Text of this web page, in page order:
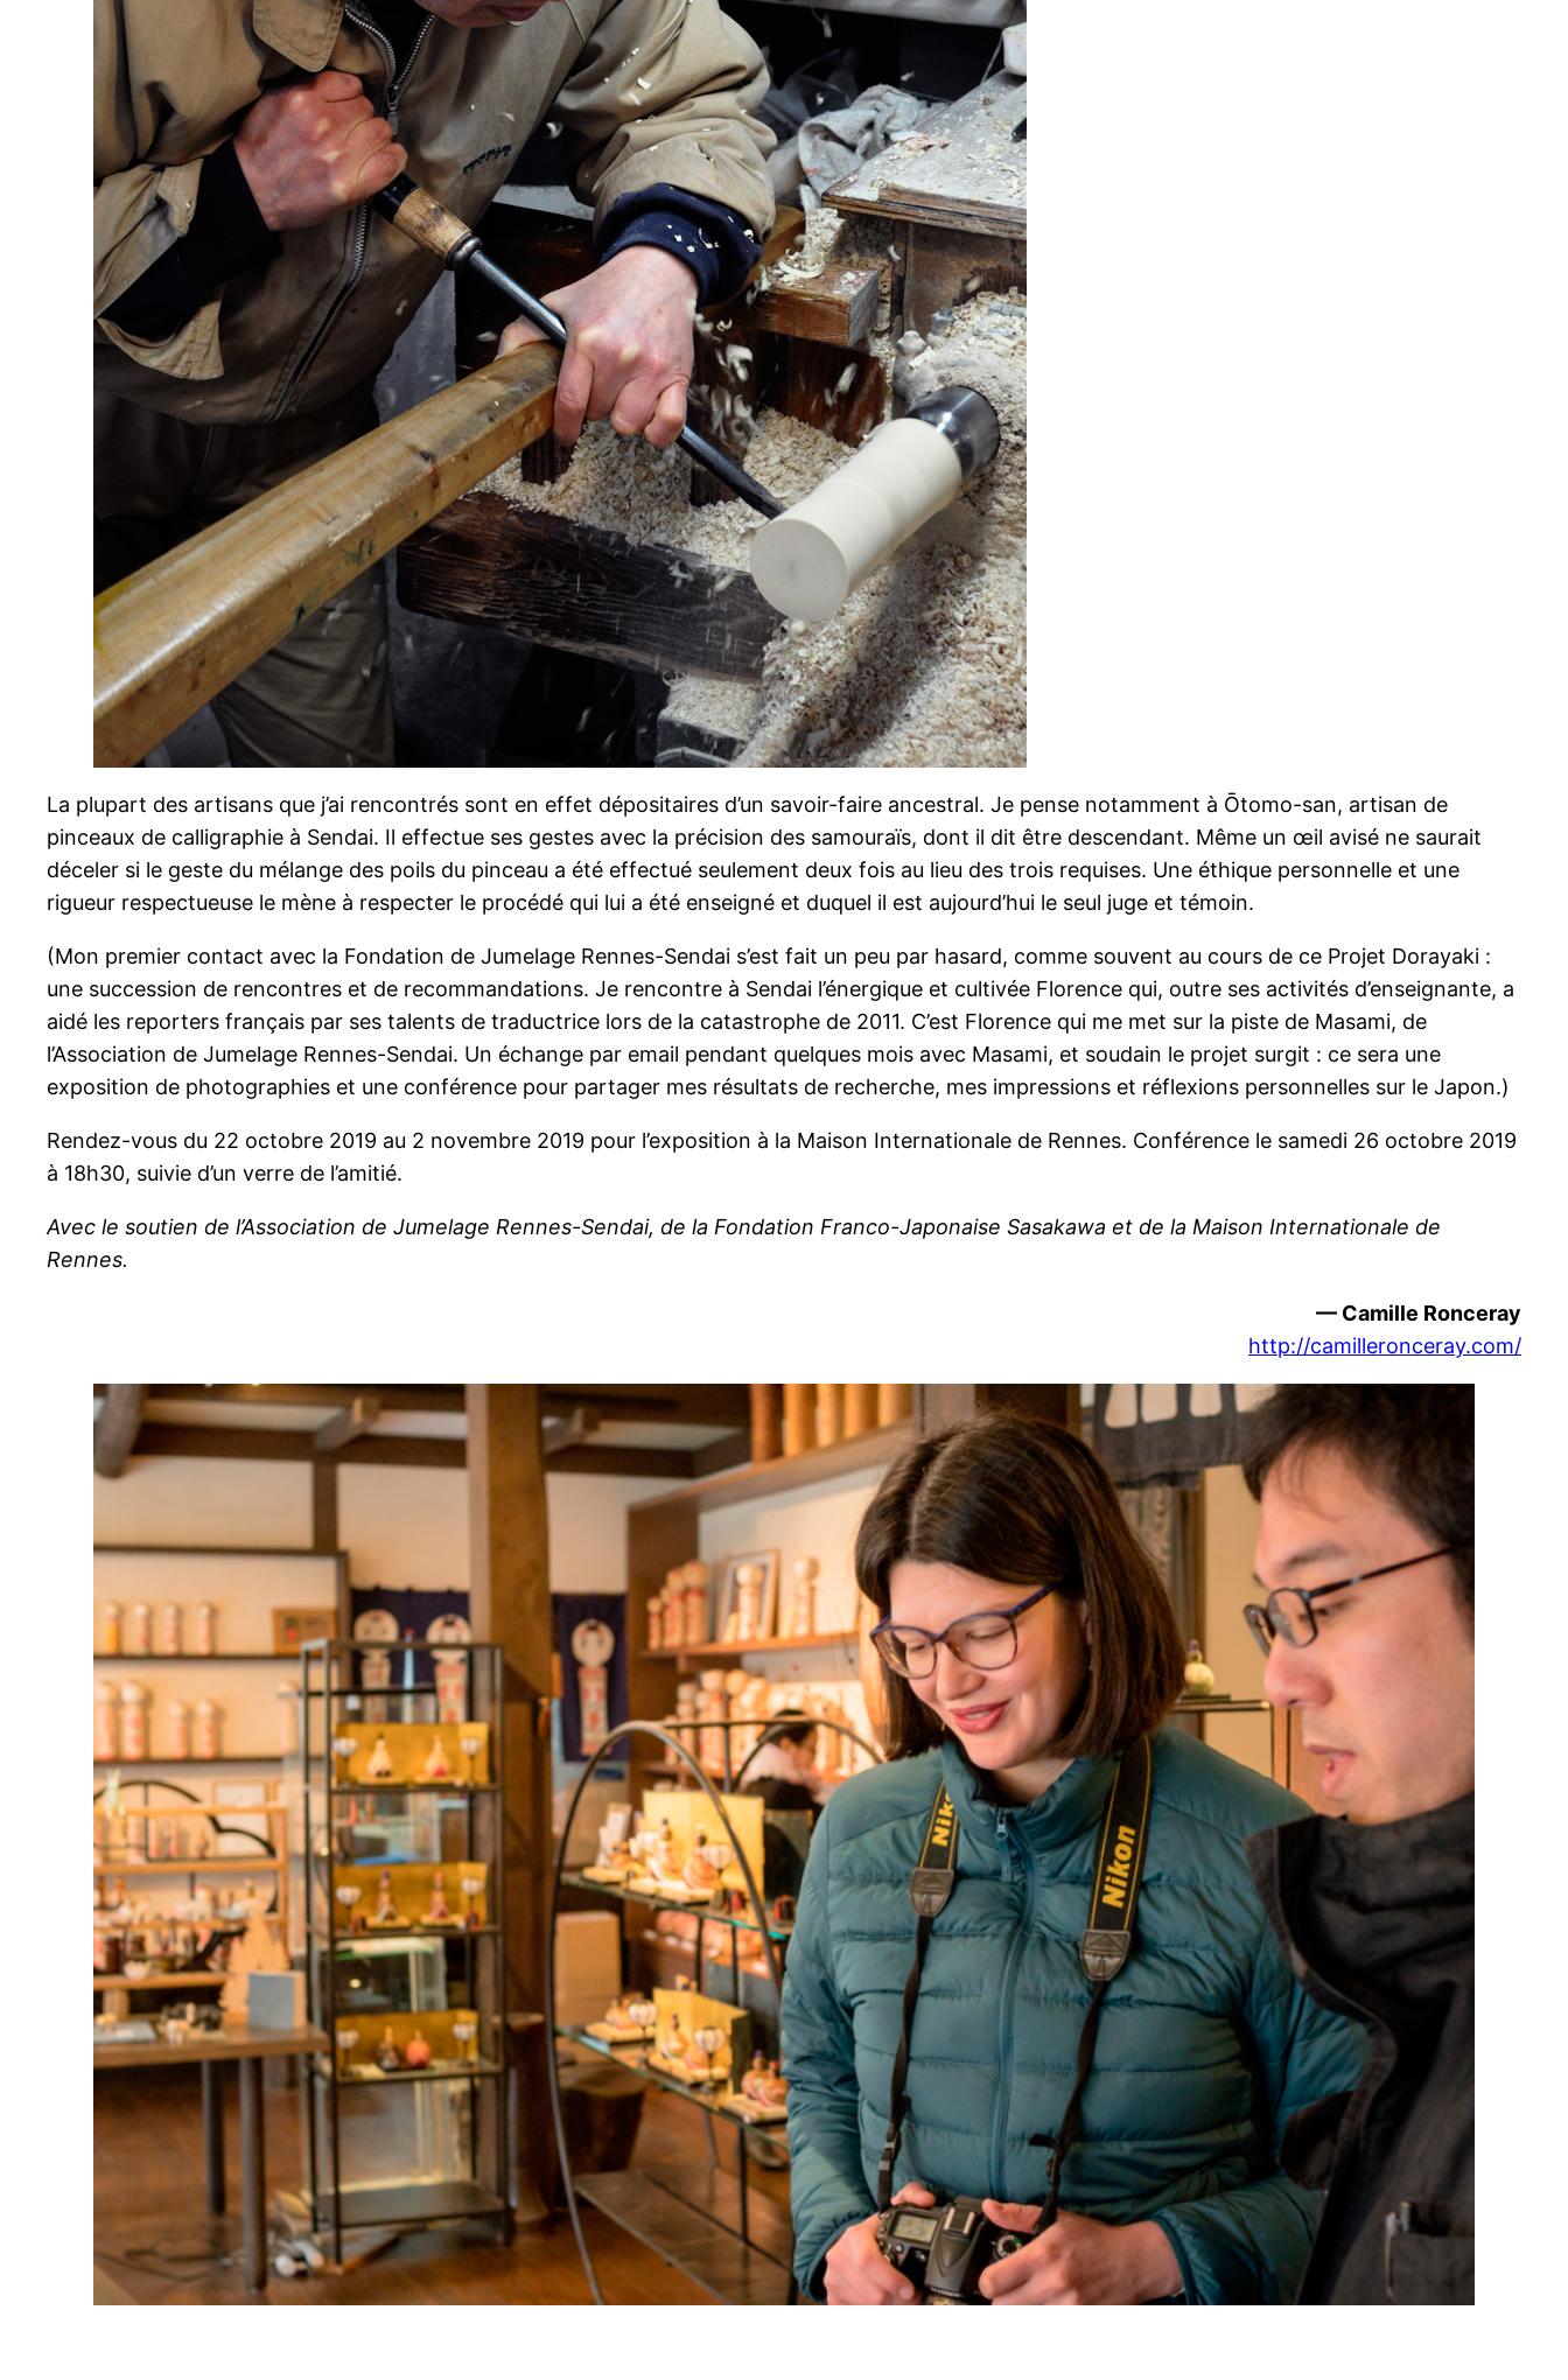
La plupart des artisans que j’ai rencontrés sont en effet dépositaires d’un savoir-faire ancestral. Je pense notamment à Ōtomo-san, artisan de
pinceaux de calligraphie à Sendai. Il effectue ses gestes avec la précision des samouraïs, dont il dit être descendant. Même un œil avisé ne saurait
déceler si le geste du mélange des poils du pinceau a été effectué seulement deux fois au lieu des trois requises. Une éthique personnelle et une
rigueur respectueuse le mène à respecter le procédé qui lui a été enseigné et duquel il est aujourd’hui le seul juge et témoin.
(Mon premier contact avec la Fondation de Jumelage Rennes-Sendai s’est fait un peu par hasard, comme souvent au cours de ce Projet Dorayaki :
une succession de rencontres et de recommandations. Je rencontre à Sendai l’énergique et cultivée Florence qui, outre ses activités d’enseignante, a
aidé les reporters français par ses talents de traductrice lors de la catastrophe de 2011. C’est Florence qui me met sur la piste de Masami, de
l’Association de Jumelage Rennes-Sendai. Un échange par email pendant quelques mois avec Masami, et soudain le projet surgit : ce sera une
exposition de photographies et une conférence pour partager mes résultats de recherche, mes impressions et réflexions personnelles sur le Japon.)
Rendez-vous du 22 octobre 2019 au 2 novembre 2019 pour l’exposition à la Maison Internationale de Rennes. Conférence le samedi 26 octobre 2019
à 18h30, suivie d’un verre de l’amitié.
Avec le soutien de l’Association de Jumelage Rennes-Sendai, de la Fondation Franco-Japonaise Sasakawa et de la Maison Internationale de
Rennes.
— Camille Ronceray
http://camilleronceray.com/